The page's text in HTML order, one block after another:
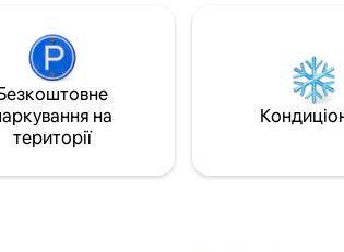
місце
наступної
нас
та
думаємо, що вам він також
сподобається. Просто
це затишне місце для
365-041 Реєстраційний номер:
на
території